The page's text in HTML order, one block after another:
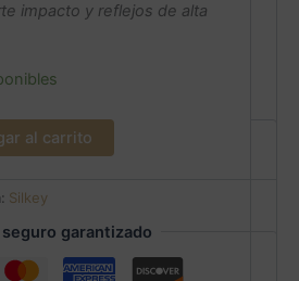
impacto y reflejos de alta
al carrito
Silkey
seguro garantizado